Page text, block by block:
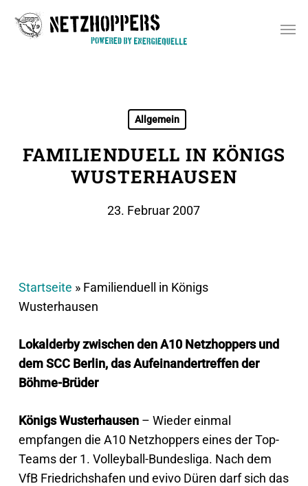
Allgemein
FAMILIENDUELL IN KÖNIGS
WUSTERHAUSEN
23. Februar 2007
Startseite » Familienduell in Königs
Wusterhausen
Lokalderby zwischen den A10 Netzhoppers und
dem SCC Berlin, das Aufeinandertreffen der
Böhme-Brüder
Königs Wusterhausen– Wieder einmal
empfangen die A10 Netzhoppers eines der Top-
Teams der 1. Volleyball-Bundesliga. Nach dem
VfB Friedrichshafen und evivo Düren darf sich das